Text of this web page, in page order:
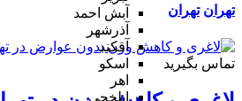
آبش احمد
آذرشهر
آقکند
اسکو
اهر
ایلخچی
تهران تهران
تماس بگیرید